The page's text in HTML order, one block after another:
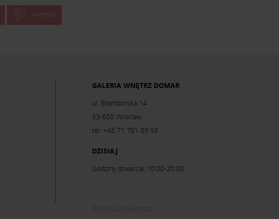
PINTEREST
GALERIA WNĘTRZ DOMAR
ul. Braniborska 14
53-680 Wrocław
tel. +48 71 781 03 53
DZISIAJ
Godziny otwarcia: 10:00-20:00